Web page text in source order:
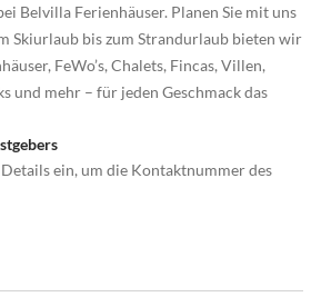
Belvilla Ferienhäuser. Planen Sie mit uns
Skiurlaub bis zum Strandurlaub bieten wir
FeWo’s, Chalets, Fincas, Villen,
und mehr – für jeden Geschmack das
ein, um die Kontaktnummer des